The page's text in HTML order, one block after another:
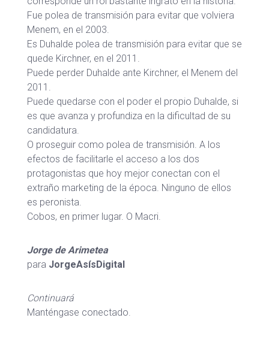
Fue polea de transmisión para evitar que volviera
Menem, en el 2003.
Es Duhalde polea de transmisión para evitar que se
quede Kirchner, en el 2011.
Puede perder Duhalde ante Kirchner, el Menem del
2011.
Puede quedarse con el poder el propio Duhalde, si
es que avanza y profundiza en la dificultad de su
candidatura.
O proseguir como polea de transmisión. A los
efectos de facilitarle el acceso a los dos
protagonistas que hoy mejor conectan con el
extraño marketing de la época. Ninguno de ellos
es peronista.
Cobos, en primer lugar. O Macri.
Jorge de Arimetea
para JorgeAsísDigital
Continuará
Manténgase conectado.